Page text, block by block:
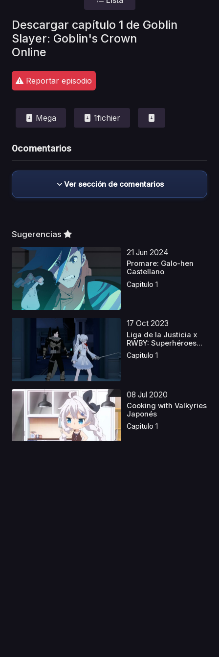
Descargar capítulo 1 de Goblin
Slayer: Goblin's Crown
Online
Reportar episodio
Mega 1fichier
0comentarios
Ver sección de comentarios
Sugerencias
21 Jun 2024
Promare: Galo-hen
Castellano
Capitulo 1
17 Oct 2023
Liga de la Justicia x
RWBY: Superhéroes...
Capitulo 1
08 Jul 2020
Cooking with Valkyries
Japonés
Capitulo 1